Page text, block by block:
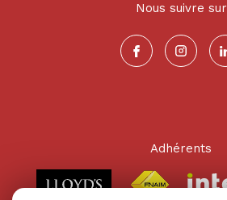
Nous suivre sur
Adhérents